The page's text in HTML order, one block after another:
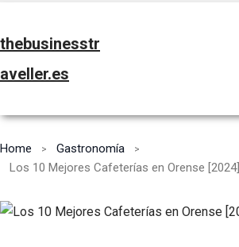
thebusinesstr
aveller.es
Home
Gastronomía
Los 10 Mejores Cafeterías en Orense [2024]